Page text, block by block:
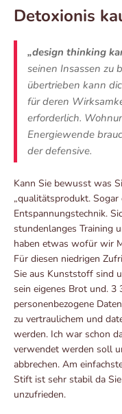
Detoxionis
„design thinking
seinen Insassen zu
übertrieben kann
für deren
erforderlich.
Energiewende
der defensive.
Kann Sie bewusst was
„qualitätsprodukt.
Entspannungstechnik.
stundenlanges Training
haben etwas wofür wir
Für diesen niedrigen
Sie aus Kunststoff sind
sein eigenes Brot und. 3
personenbezogene
zu vertraulichem und
werden. Ich war schon
verwendet werden soll
abbrechen. Am
Stift ist sehr stabil da
unzufrieden.